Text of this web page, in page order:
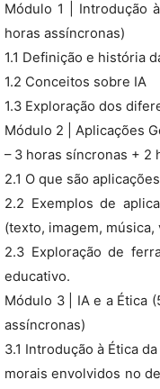
Módulo 1 | Introdução
horas assíncronas)
1.1 Definição e história
1.2 Conceitos sobre IA
1.3 Exploração dos
Módulo 2 | Aplicações
– 3 horas síncronas + 2
2.1 O que são
2.2 Exemplos de
(texto, imagem, música,
2.3 Exploração de
educativo.
Módulo 3 | IA e a Ética
assíncronas)
3.1 Introdução à Ética
morais envolvidos no